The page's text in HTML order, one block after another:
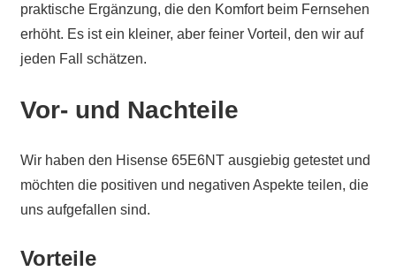
praktische Ergänzung, die den Komfort beim Fernsehen
erhöht. Es ist ein kleiner, aber feiner Vorteil, den wir auf
jeden Fall schätzen.
Vor- und Nachteile
Wir haben den Hisense 65E6NT ausgiebig getestet und
möchten die positiven und negativen Aspekte teilen, die
uns aufgefallen sind.
Vorteile